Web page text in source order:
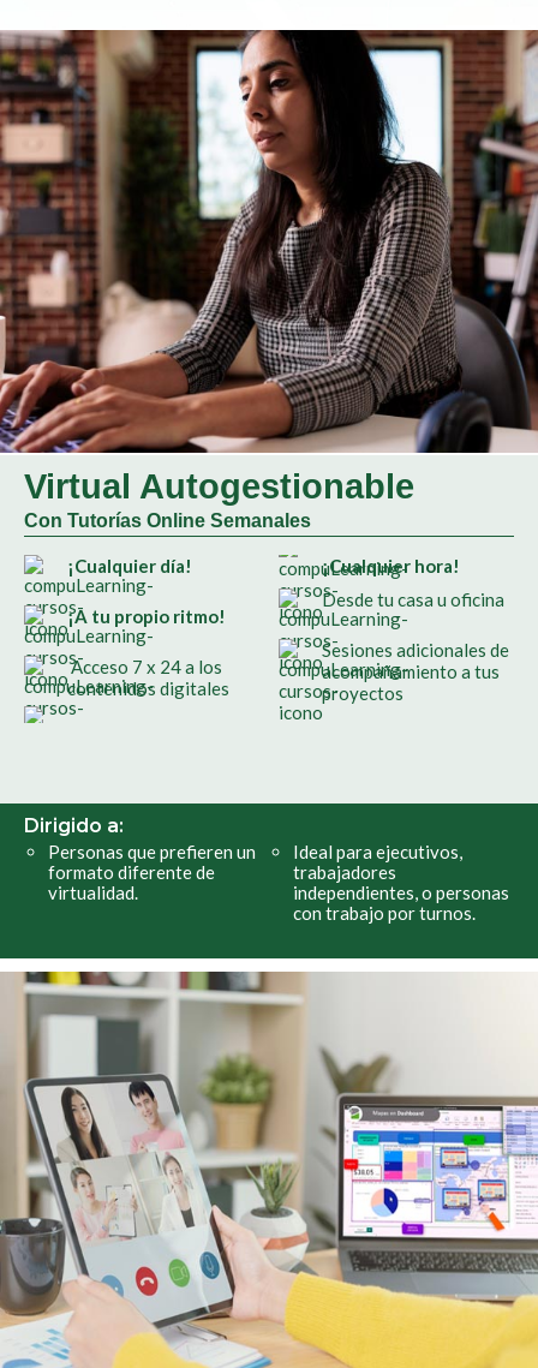
Virtual Autogestionable
Con Tutorías Online Semanales
¡Cualquier día!
¡A tu propio ritmo!
Acceso 7 x 24 a los
contenidos digitales
¡Cualquier hora!
Desde tu casa u oficina
Sesiones adicionales de
acompañamiento a tus
proyectos
Dirigido a:
Personas que prefieren un
formato diferente de
virtualidad.
Ideal para ejecutivos,
trabajadores
independientes, o personas
con trabajo por turnos.